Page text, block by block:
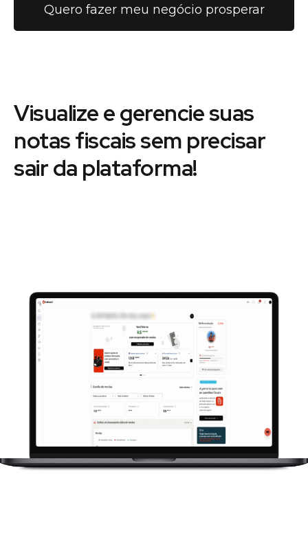
Quero fazer meu negócio prosperar
Visualize e gerencie suas
notas fiscais sem precisar
sair da plataforma!